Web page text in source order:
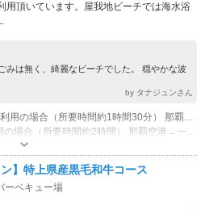
用頂いています。屋我地ビーチでは海水浴
みは無く、綺麗なビーチでした。 穏やかな波
by タナジュンさん
(1)●那覇空港より高速道路をご利用の場合（所要時間約1時間30分） 那覇空港→沖縄高速道・那覇IC(インターチェンジ)→約70分→許田IC(インターチェンジ)で降り国道58号線を名護市内方面へさらに15分程北上→ファミリーマート名護真喜屋店の信号を左折→県道110号線を真っ直ぐ5分ほど走らせると到着です。
間：通年営業（不定休）
】特上県産黒毛和牛コース
ーベキュー場